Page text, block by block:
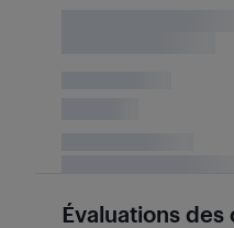
Évaluations des